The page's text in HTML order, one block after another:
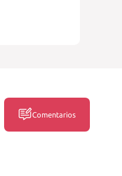
Comentarios